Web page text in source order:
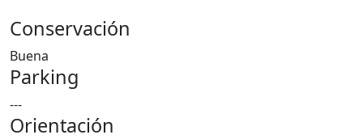
Conservación
Buena
Parking
---
Orientación